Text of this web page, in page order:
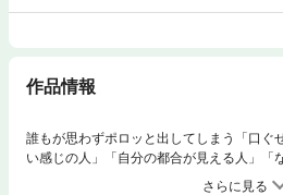
作品情報
誰もが思わずポロッと出してしまう「口ぐ
い感じの人」「自分の都合が見える人」「
わけ上手で損する人」「何様のつもり！と